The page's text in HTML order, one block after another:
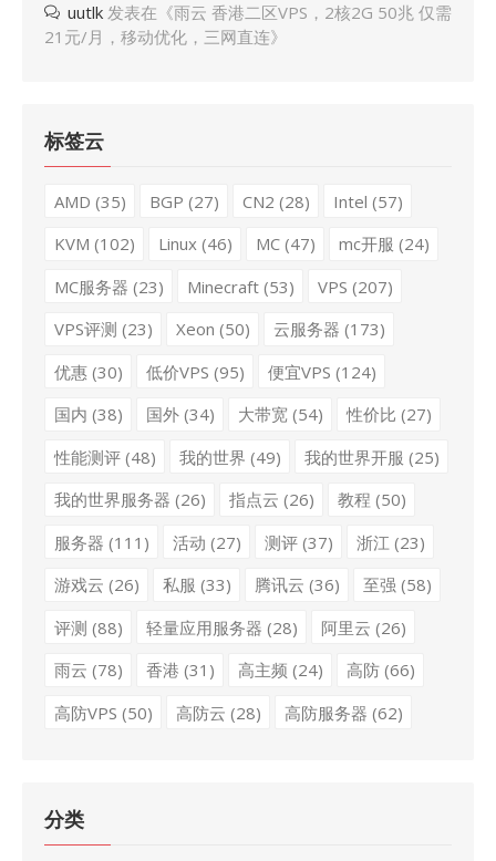
uutlk 发表在《雨云 香港二区VPS，2核2G 50兆 仅需
21元/月，移动优化，三网直连》
标签云
AMD (35) BGP (27) CN2 (28) Intel (57)
KVM (102) Linux(46) MC(47) mc开服 (24)
MC服务器 (23) Minecraft(53) VPS (207)
VPS评测 (23) Xeon (50) 云服务器 (173)
优惠(30) 低价VPS (95) 便宜VPS (124)
国内 (38) 国外(34) 大带宽(54) 性价比 (27)
性能测评(48) 我的世界 (49) 我的世界开服 (25)
我的世界服务器 (26) 指点云 (26) 教程 (50)
服务器 (111) 活动 (27) 测评(37) 浙江 (23)
游戏云 (26) 私服 (33) 腾讯云 (36) 至强 (58)
评测 (88) 轻量应用服务器 (28) 阿里云 (26)
雨云 (78) 香港 (31) 高主频 (24) 高防(66)
高防VPS (50) 高防云 (28) 高防服务器 (62)
分类